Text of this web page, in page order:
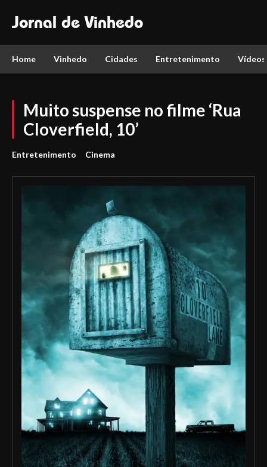
Jornal de Vinhedo
Home Vinhedo Cidades Entretenimento Vídeos
Muito suspense no filme ‘Rua
Cloverfield, 10’
Entretenimento Cinema